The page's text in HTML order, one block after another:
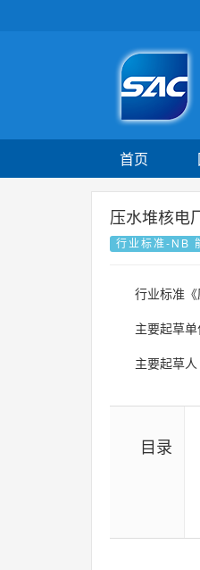
首页
压水堆核电
行业标准-NB
行业标准
主要起草单
主要起草人
目录